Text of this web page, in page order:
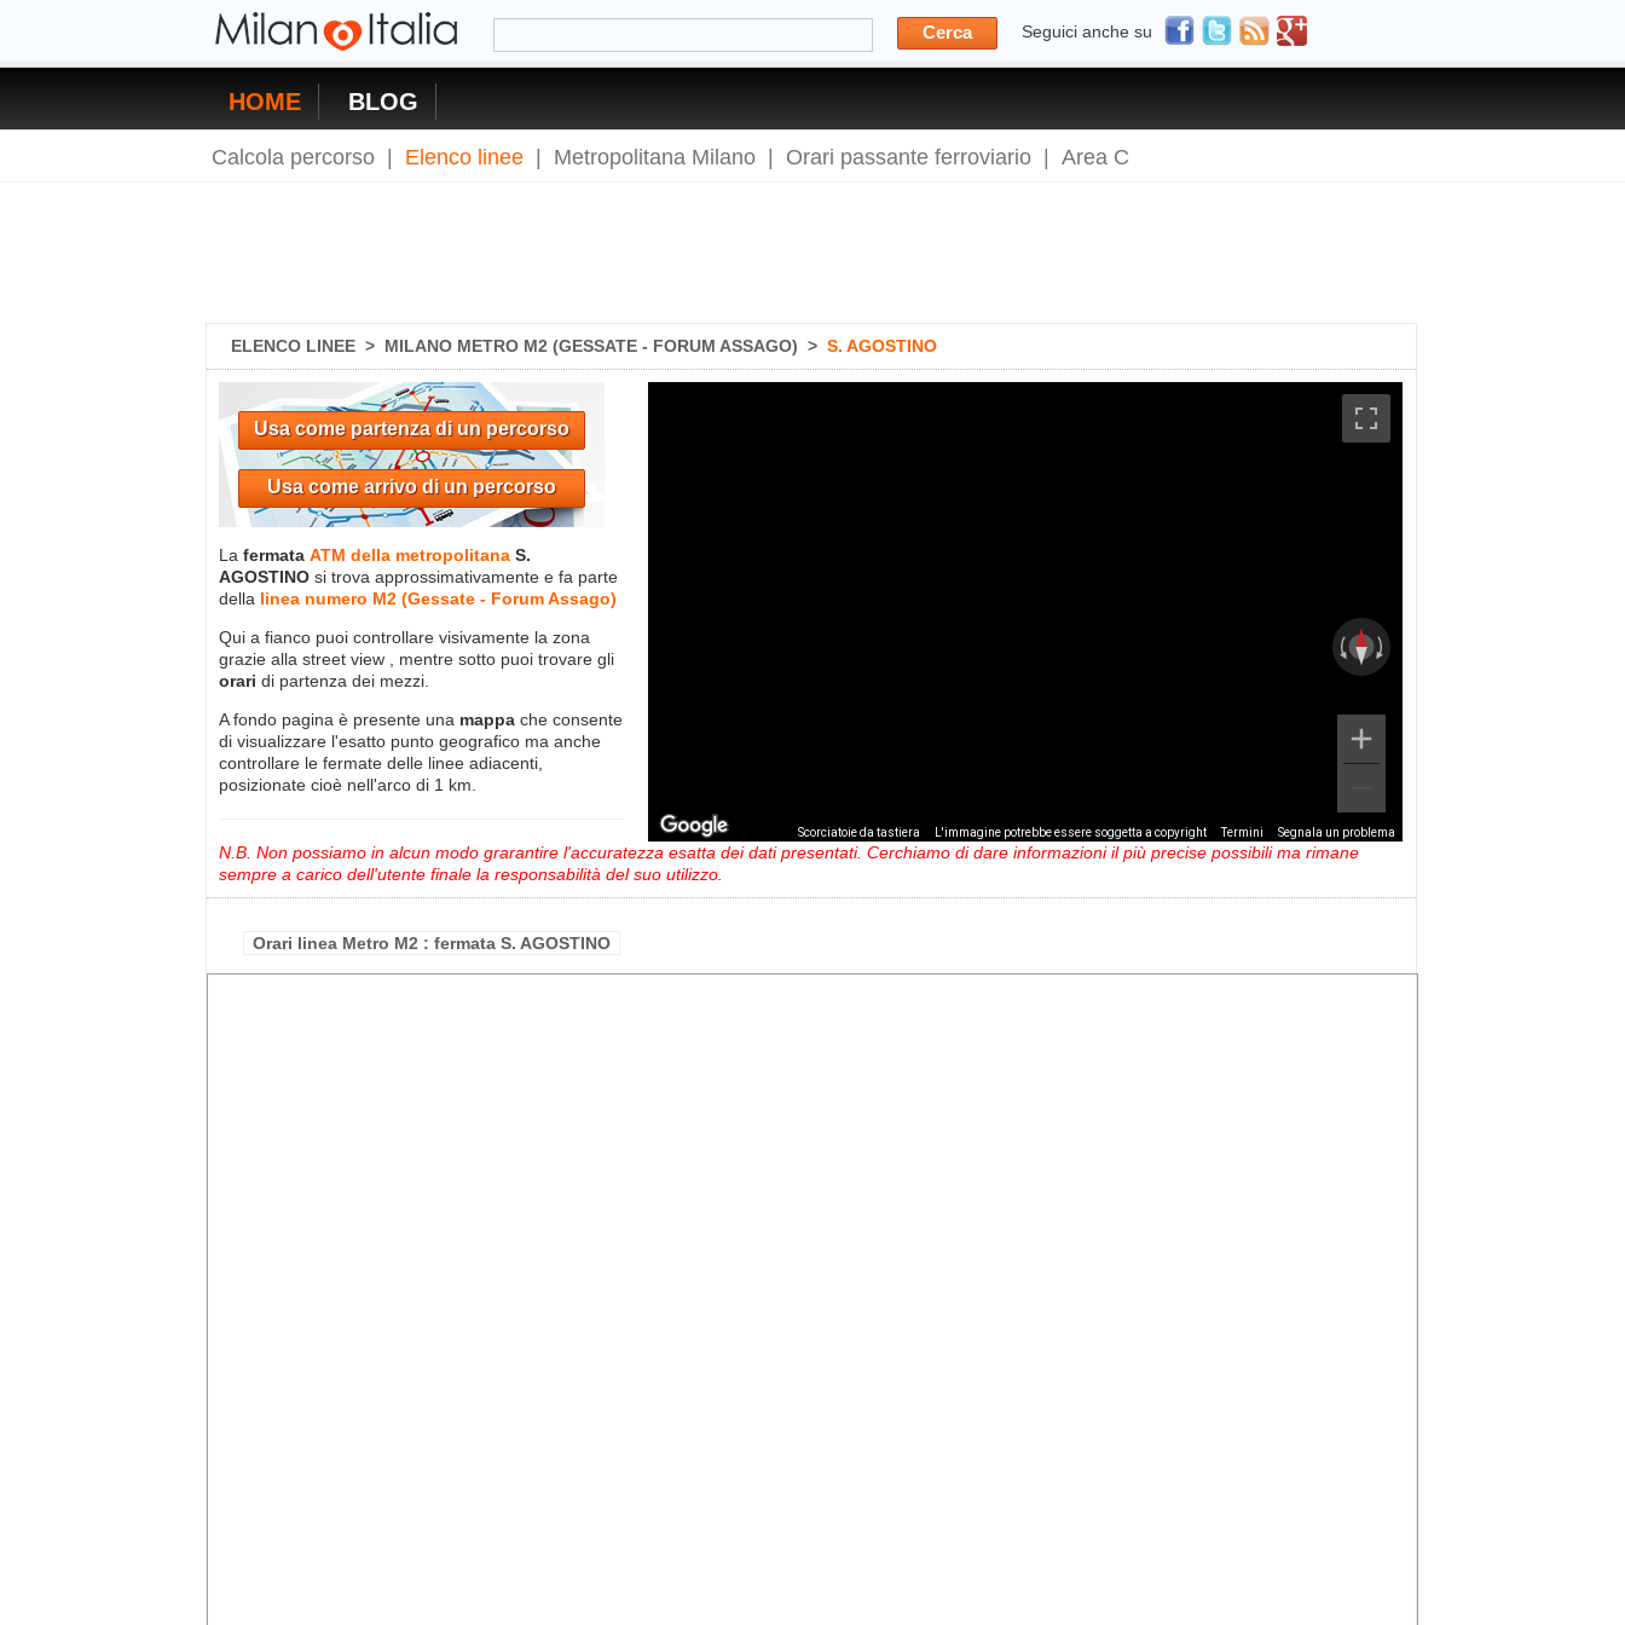
Cerca Seguici anche su
HOME BLOG
Calcola percorso Elenco linee Metropolitana Milano Orari passante ferroviario Area C
ELENCO LINEE > MILANO METRO M2 (GESSATE - FORUM ASSAGO) > S. AGOSTINO
Usa come partenza di un percorso
Usa come arrivo di un percorso
La fermata ATM della metropolitana S.
AGOSTINO si trova approssimativamente e fa parte
della linea numero M2 (Gessate - Forum Assago)
Qui a fianco puoi controllare visivamente la zona
grazie alla street view , mentre sotto puoi trovare gli
orari di partenza dei mezzi.
A fondo pagina è presente una mappa che consente
di visualizzare l'esatto punto geografico ma anche
controllare le fermate delle linee adiacenti,
posizionate cioè nell'arco di 1 km.
Scorciatoie da tastiera L'immagine potrebbe essere soggetta a copyright Termini Segnala un problema
N.B. Non possiamo in alcun modo grarantire l'accuratezza esatta dei dati presentati. Cerchiamo di dare informazioni il più precise possibili ma rimane
sempre a carico dell'utente finale la responsabilità del suo utilizzo.
Orari linea Metro M2 : fermata S. AGOSTINO